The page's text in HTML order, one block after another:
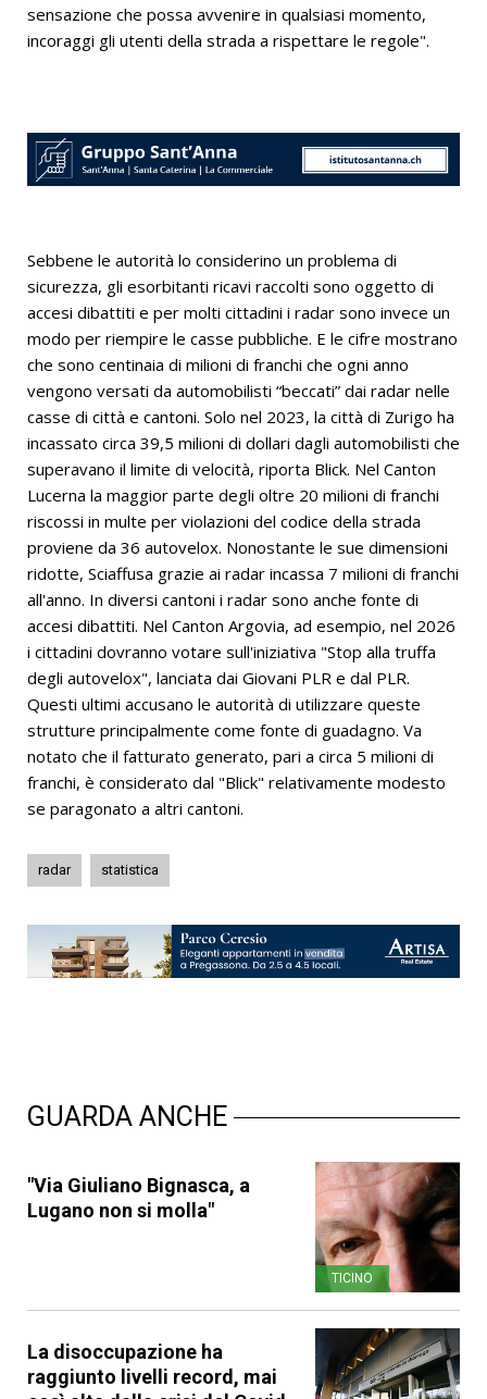
sensazione che possa avvenire in qualsiasi momento,
incoraggi gli utenti della strada a rispettare le regole".
Sebbene le autorità lo considerino un problema di
sicurezza, gli esorbitanti ricavi raccolti sono oggetto di
accesi dibattiti e per molti cittadini i radar sono invece un
modo per riempire le casse pubbliche. E le cifre mostrano
che sono centinaia di milioni di franchi che ogni anno
vengono versati da automobilisti “beccati” dai radar nelle
casse di città e cantoni. Solo nel 2023, la città di Zurigo ha
incassato circa 39,5 milioni di dollari dagli automobilisti che
superavano il limite di velocità, riporta Blick. Nel Canton
Lucerna la maggior parte degli oltre 20 milioni di franchi
riscossi in multe per violazioni del codice della strada
proviene da 36 autovelox. Nonostante le sue dimensioni
ridotte, Sciaffusa grazie ai radar incassa 7 milioni di franchi
all'anno. In diversi cantoni i radar sono anche fonte di
accesi dibattiti. Nel Canton Argovia, ad esempio, nel 2026
i cittadini dovranno votare sull'iniziativa "Stop alla truffa
degli autovelox", lanciata dai Giovani PLR e dal PLR.
Questi ultimi accusano le autorità di utilizzare queste
strutture principalmente come fonte di guadagno. Va
notato che il fatturato generato, pari a circa 5 milioni di
franchi, è considerato dal "Blick" relativamente modesto
se paragonato a altri cantoni.
radar statistica
GUARDA ANCHE
"Via Giuliano Bignasca, a
Lugano non si molla"
TICINO
La disoccupazione ha
raggiunto livelli record, mai